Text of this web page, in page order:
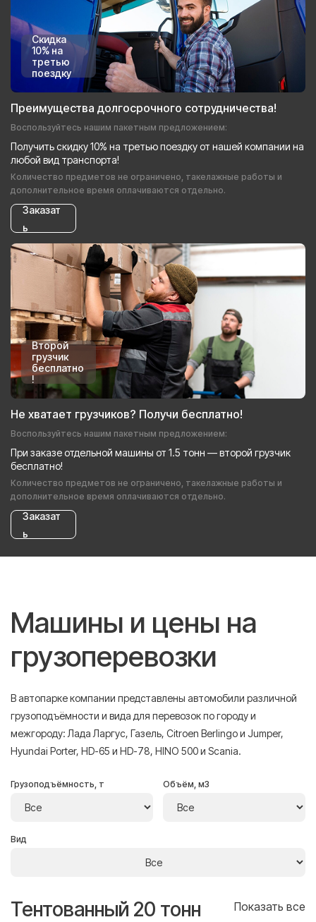
Скидка
10% на
третью
поездку
Преимущества долгосрочного сотрудничества!
Воспользуйтесь нашим пакетным предложением:
Получить скидку 10% на третью поездку от нашей компании на
любой вид транспорта!
Количество предметов не ограничено, такелажные работы и
дополнительное время оплачиваются отдельно.
Заказат
ь
Второй
грузчик
бесплатно
!
Не хватает грузчиков? Получи бесплатно!
Воспользуйтесь нашим пакетным предложением:
При заказе отдельной машины от 1.5 тонн — второй грузчик
бесплатно!
Количество предметов не ограничено, такелажные работы и
дополнительное время оплачиваются отдельно.
Заказат
ь
Машины и цены на
грузоперевозки
В автопарке компании представлены автомобили различной
грузоподъёмности и вида для перевозок по городу и
межгороду: Лада Ларгус, Газель, Citroen Berlingo и Jumper,
Hyundai Porter, HD-65 и HD-78, HINO 500 и Scania.
Грузоподъёмность, т Объём, м3
Вид
Тентованный 20 тонн Показать все